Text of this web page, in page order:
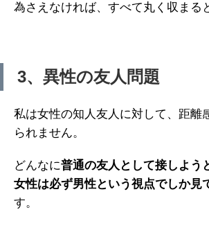
為さえなければ、すべて丸く収まる
3、異性の友人問題
私は女性の知人友人に対して、距離
られません。
どんなに普通の友人として接しよう
女性は必ず男性という視点でしか見
す。